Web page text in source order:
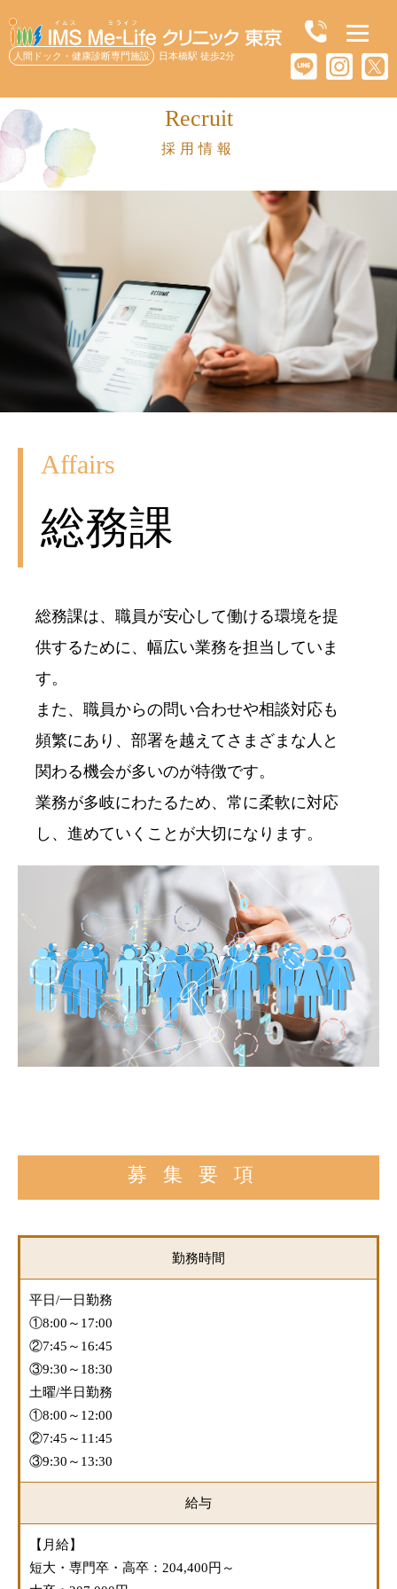
人間ドック・健康診断専門施設 日本橋駅 徒歩2分
Recruit
採用情報
Affairs
総務課
総務課は、職員が安心して働ける環境を提
供するために、幅広い業務を担当していま
す。
また、職員からの問い合わせや相談対応も
頻繁にあり、部署を越えてさまざまな人と
関わる機会が多いのが特徴です。
業務が多岐にわたるため、常に柔軟に対応
し、進めていくことが大切になります。
募集要項
勤務時間
平日/一日勤務
①8:00～17:00
②7:45～16:45
③9:30～18:30
土曜/半日勤務
①8:00～12:00
②7:45～11:45
③9:30～13:30
給与
【月給】
短大・専門卒・高卒：204,400円～